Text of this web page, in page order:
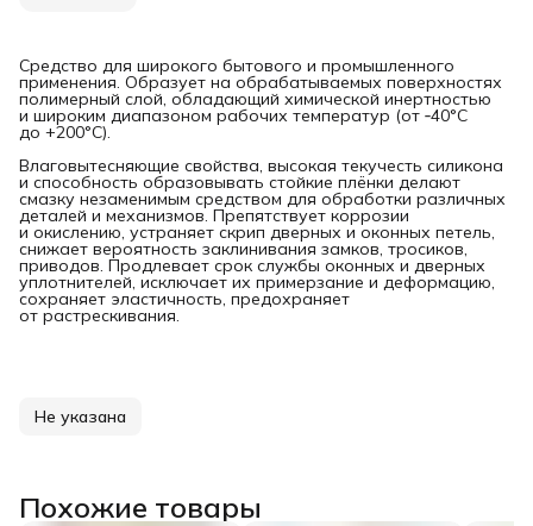
Средство для широкого бытового и промышленного
применения. Образует на обрабатываемых поверхностях
полимерный слой, обладающий химической инертностью
и широким диапазоном рабочих температур (от ‑40°C
до +200°C).
Влаговытесняющие свойства, высокая текучесть силикона
и способность образовывать стойкие плёнки делают
смазку незаменимым средством для обработки различных
деталей и механизмов. Препятствует коррозии
и окислению, устраняет скрип дверных и оконных петель,
снижает вероятность заклинивания замков, тросиков,
приводов. Продлевает срок службы оконных и дверных
уплотнителей, исключает их примерзание и деформацию,
сохраняет эластичность, предохраняет
от растрескивания.
Не указана
Похожие товары